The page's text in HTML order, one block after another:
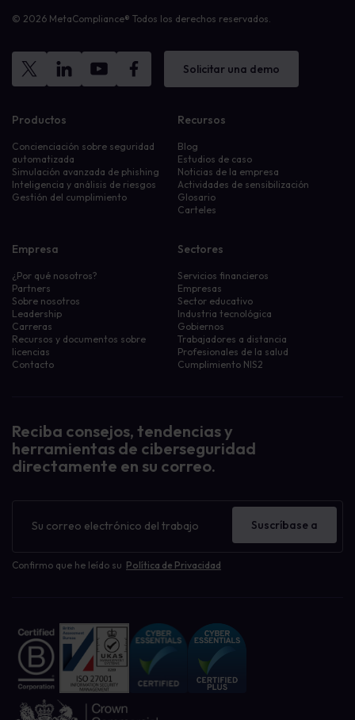
© 2026 MetaCompliance® Todos los derechos reservados.
Solicitar una demo
Productos
Concienciación sobre seguridad
automatizada
Simulación avanzada de phishing
Inteligencia y análisis de riesgos
Gestión del cumplimiento
Recursos
Blog
Estudios de caso
Noticias de la empresa
Actividades de sensibilización
Glosario
Carteles
Empresa
¿Por qué nosotros?
Partners
Sobre nosotros
Leadership
Carreras
Recursos y documentos sobre
licencias
Contacto
Sectores
Servicios financieros
Empresas
Sector educativo
Industria tecnológica
Gobiernos
Trabajadores a distancia
Profesionales de la salud
Cumplimiento NIS2
Reciba consejos, tendencias y
herramientas de ciberseguridad
directamente en su correo.
Confirmo que he leído su Política de Privacidad
Suscríbase a